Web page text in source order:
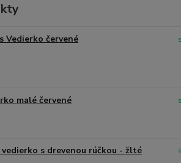
Vedierko červené
malé červené
s drevenou rúčkou - žlté